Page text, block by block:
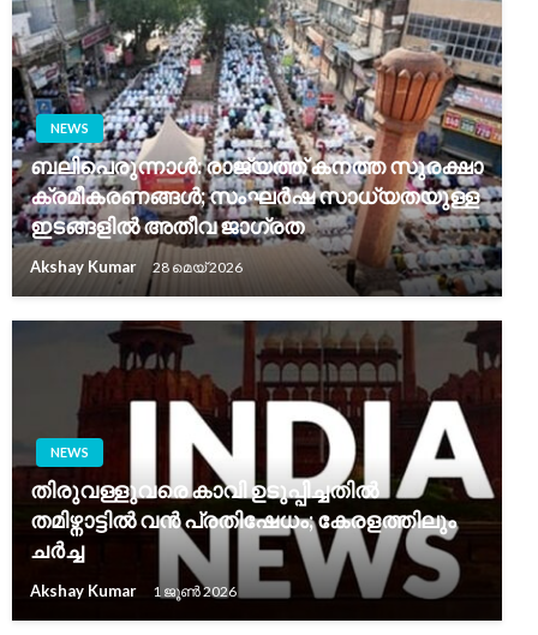
NEWS
ബലിപെരുന്നാൾ: രാജ്യത്ത് കനത്ത സുരക്ഷാ
ക്രമീകരണങ്ങൾ; സംഘർഷ സാധ്യതയുള്ള
ഇടങ്ങളിൽ അതീവ ജാഗ്രത
Akshay Kumar 28 മെയ്‌ 2026
NEWS
തിരുവള്ളുവരെ കാവി ഉടുപ്പിച്ചതിൽ
തമിഴ്നാട്ടിൽ വൻ പ്രതിഷേധം; കേരളത്തിലും
ചർച്ച
Akshay Kumar 1 ജൂൺ 2026